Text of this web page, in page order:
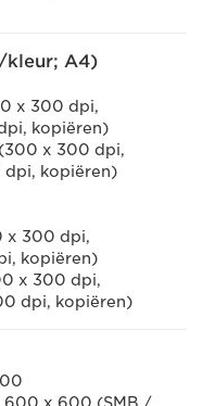
kleur; A4)
x 300 dpi,
kopiëren)
x 300 dpi,
kopiëren)
x 300 dpi,
kopiëren)
x 300 dpi,
dpi, kopiëren)